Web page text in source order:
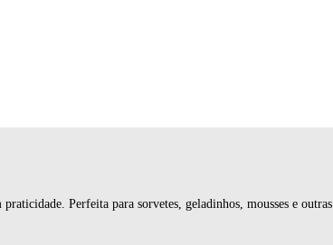
Perfeita para sorvetes, geladinhos, mousses e